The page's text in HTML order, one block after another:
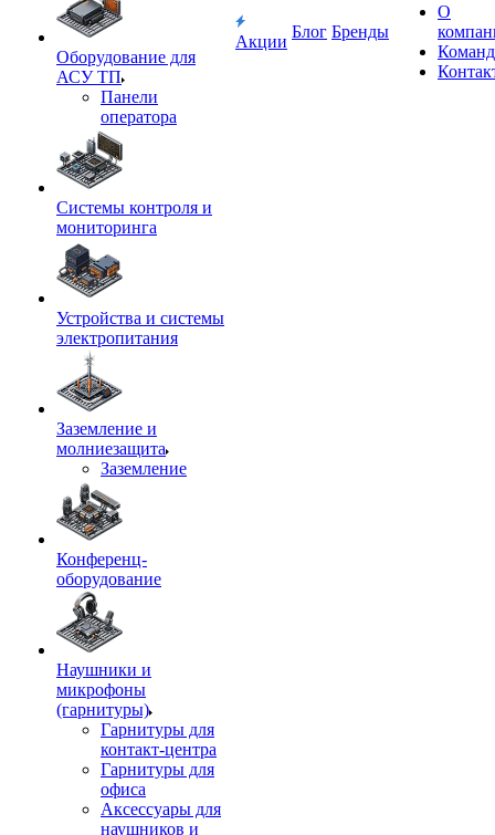
Оборудование для
АСУ ТП
Панели
оператора
Системы контроля и
мониторинга
Устройства и системы
электропитания
Заземление и
молниезащита
Заземление
Конференц-
оборудование
Наушники и
микрофоны
(гарнитуры)
Гарнитуры для
контакт-центра
Гарнитуры для
офиса
Аксессуары для
наушников и
Акции
Блог Бренды
О